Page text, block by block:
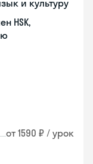
и культуру
HSK,
от 1590 ₽ / урок